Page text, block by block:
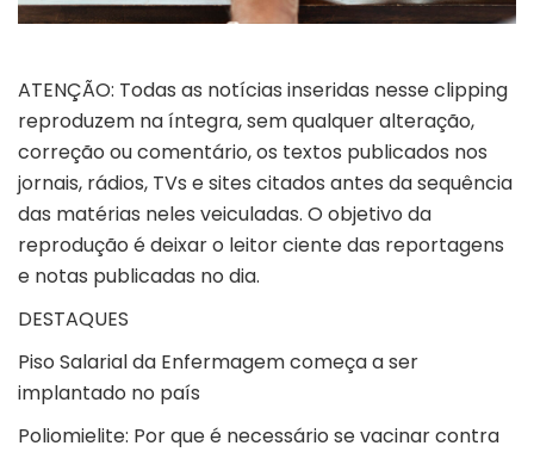
ATENÇÃO: Todas as notícias inseridas nesse clipping
reproduzem na íntegra, sem qualquer alteração,
correção ou comentário, os textos publicados nos
jornais, rádios, TVs e sites citados antes da sequência
das matérias neles veiculadas. O objetivo da
reprodução é deixar o leitor ciente das reportagens
e notas publicadas no dia.
DESTAQUES
Piso Salarial da Enfermagem começa a ser
implantado no país
Poliomielite: Por que é necessário se vacinar contra